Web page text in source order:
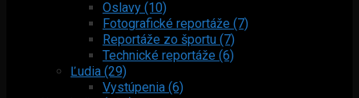
Oslavy (10)
Fotografické reportáže (7)
Reportáže zo športu (7)
Technické reportáže (6)
Ľudia (29)
Vystúpenia (6)